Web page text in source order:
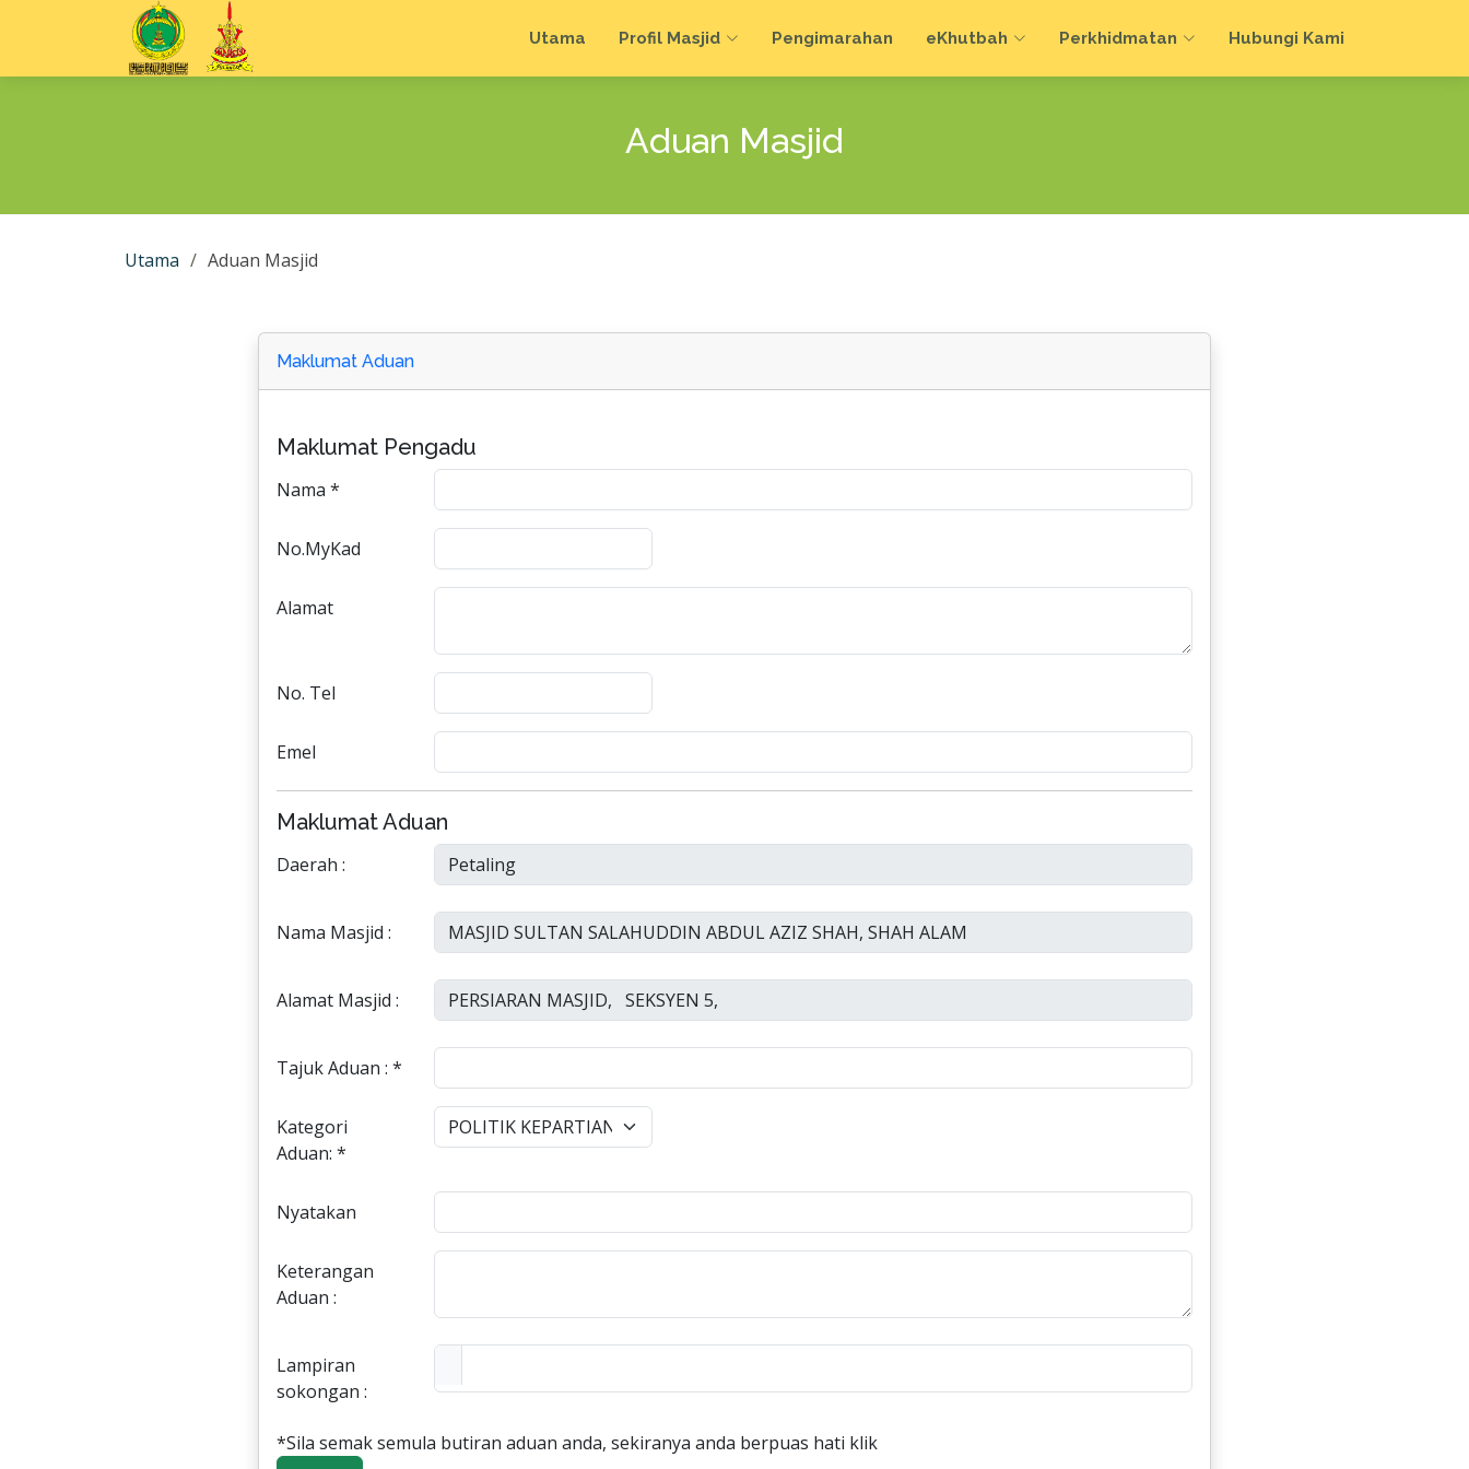
Utama Profil Masjid Pengimarahan eKhutbah Perkhidmatan Hubungi Kami
Aduan Masjid
Utama Aduan Masjid
Maklumat Aduan
Maklumat Pengadu
Nama *
No.MyKad
Alamat
No. Tel
Emel
Maklumat Aduan
Daerah :
Nama Masjid :
Alamat Masjid :
Tajuk Aduan : *
Kategori
Aduan: *
Nyatakan
Keterangan
Aduan :
Lampiran
sokongan :
*Sila semak semula butiran aduan anda, sekiranya anda berpuas hati klik